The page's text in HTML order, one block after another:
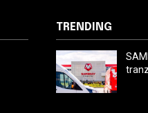
TRENDING